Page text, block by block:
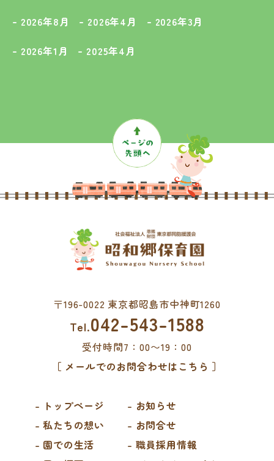
2026年8月 2026年4月
2026年3月
2026年1月
2025年4月
〒196-0022 東京都昭島市中神町1260
Tel.042-543-1588
受付時間7：00〜19：00
［ メールでのお問合わせはこちら ］
- トップページ
- 私たちの想い
- 園での生活
- お知らせ
- お問合せ
- 職員採用情報